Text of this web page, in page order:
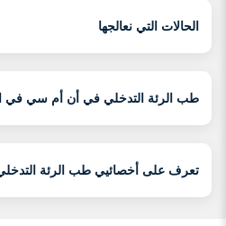
الحالات التي نعالجها
طب الرئة التدخلي في أن أم سي في
تعرف على أخصائيي طب الرئة التدخلي